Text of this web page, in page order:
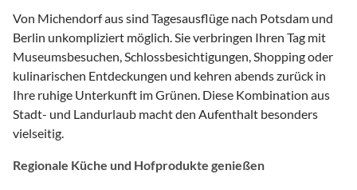
Von Michendorf aus sind Tagesausflüge nach Potsdam und
Berlin unkompliziert möglich. Sie verbringen Ihren Tag mit
Museumsbesuchen, Schlossbesichtigungen, Shopping oder
kulinarischen Entdeckungen und kehren abends zurück in
Ihre ruhige Unterkunft im Grünen. Diese Kombination aus
Stadt- und Landurlaub macht den Aufenthalt besonders
vielseitig.
Regionale Küche und Hofprodukte genießen